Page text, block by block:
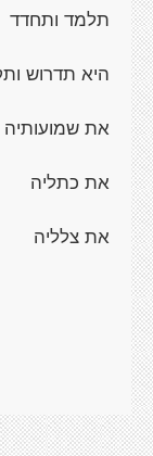
תלמד ותחדד
היא תדרוש
את שמועותיה
את כתליה
את צלליה